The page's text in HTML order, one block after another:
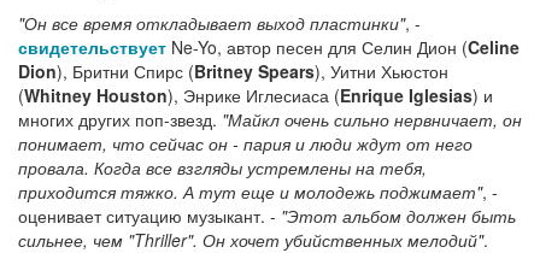
"Он все время откладывает выход пластинки", -
свидетельствует Ne-Yo, автор песен для Селин Дион (Celine
Dion), Бритни Спирс (Britney Spears), Уитни Хьюстон
(Whitney Houston), Энрике Иглесиаса (Enrique Iglesias) и
многих других поп-звезд. "Майкл очень сильно нервничает, он
понимает, что сейчас он - пария и люди ждут от него
провала. Когда все взгляды устремлены на тебя,
приходится тяжко. А тут еще и молодежь поджимает", -
оценивает ситуацию музыкант. - "Этот альбом должен быть
сильнее, чем "Thriller". Он хочет убийственных мелодий".